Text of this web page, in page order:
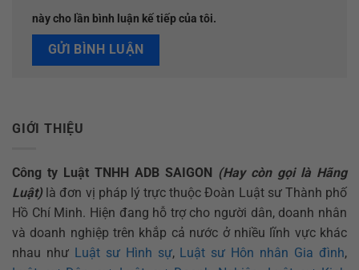
này cho lần bình luận kế tiếp của tôi.
GIỚI THIỆU
Công ty Luật TNHH ADB SAIGON (Hay còn gọi là Hãng
Luật) là đơn vị pháp lý trực thuộc Đoàn Luật sư Thành phố
Hồ Chí Minh. Hiện đang hỗ trợ cho người dân, doanh nhân
và doanh nghiệp trên khắp cả nước ở nhiều lĩnh vực khác
nhau như Luật sư Hình sự, Luật sư Hôn nhân Gia đình,